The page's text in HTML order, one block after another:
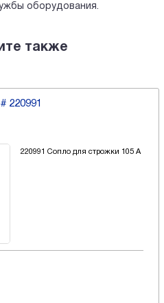
оборудования.
также
220991
220991 Сопло для строжки 105 А